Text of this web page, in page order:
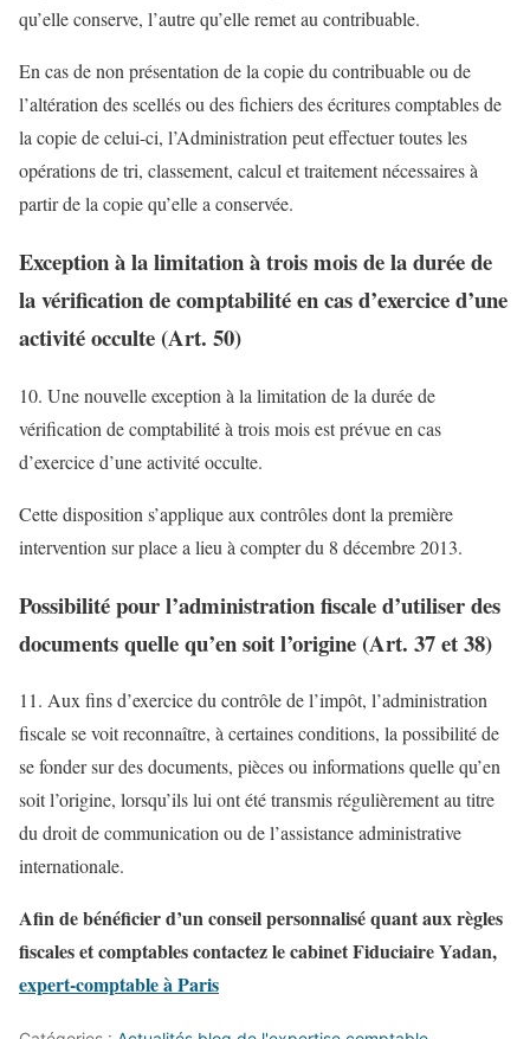
qu’elle conserve, l’autre qu’elle remet au contribuable.
En cas de non présentation de la copie du contribuable ou de
l’altération des scellés ou des fichiers des écritures comptables de
la copie de celui-ci, l’Administration peut effectuer toutes les
opérations de tri, classement, calcul et traitement nécessaires à
partir de la copie qu’elle a conservée.
Exception à la limitation à trois mois de la durée de
la vérification de comptabilité en cas d’exercice d’une
activité occulte (Art. 50)
10. Une nouvelle exception à la limitation de la durée de
vérification de comptabilité à trois mois est prévue en cas
d’exercice d’une activité occulte.
Cette disposition s’applique aux contrôles dont la première
intervention sur place a lieu à compter du 8 décembre 2013.
Possibilité pour l’administration fiscale d’utiliser des
documents quelle qu’en soit l’origine (Art. 37 et 38)
11. Aux fins d’exercice du contrôle de l’impôt, l’administration
fiscale se voit reconnaître, à certaines conditions, la possibilité de
se fonder sur des documents, pièces ou informations quelle qu’en
soit l’origine, lorsqu’ils lui ont été transmis régulièrement au titre
du droit de communication ou de l’assistance administrative
internationale.
Afin de bénéficier d’un conseil personnalisé quant aux règles
fiscales et comptables contactez le cabinet Fiduciaire Yadan,
expert-comptable à Paris